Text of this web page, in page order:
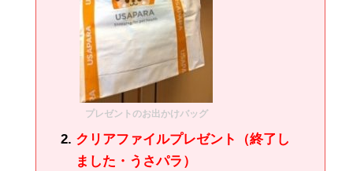
プレゼントのお出かけバッグ
クリアファイルプレゼント（終了し
ました・うさパラ）